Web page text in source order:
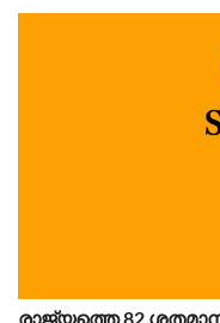
രാജ്യത്തെ 82